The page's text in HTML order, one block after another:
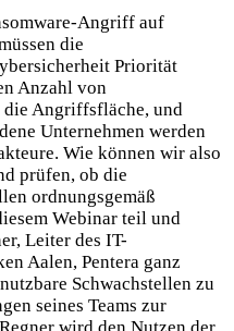
Angriff auf
die
Priorität
Anzahl von
die Angriffsfläche, und
Unternehmen werden
Wie können wir also
prüfen, ob die
ordnungsgemäß
Webinar teil und
Leiter des IT-
Aalen, Pentera ganz
Schwachstellen zu
seines Teams zur